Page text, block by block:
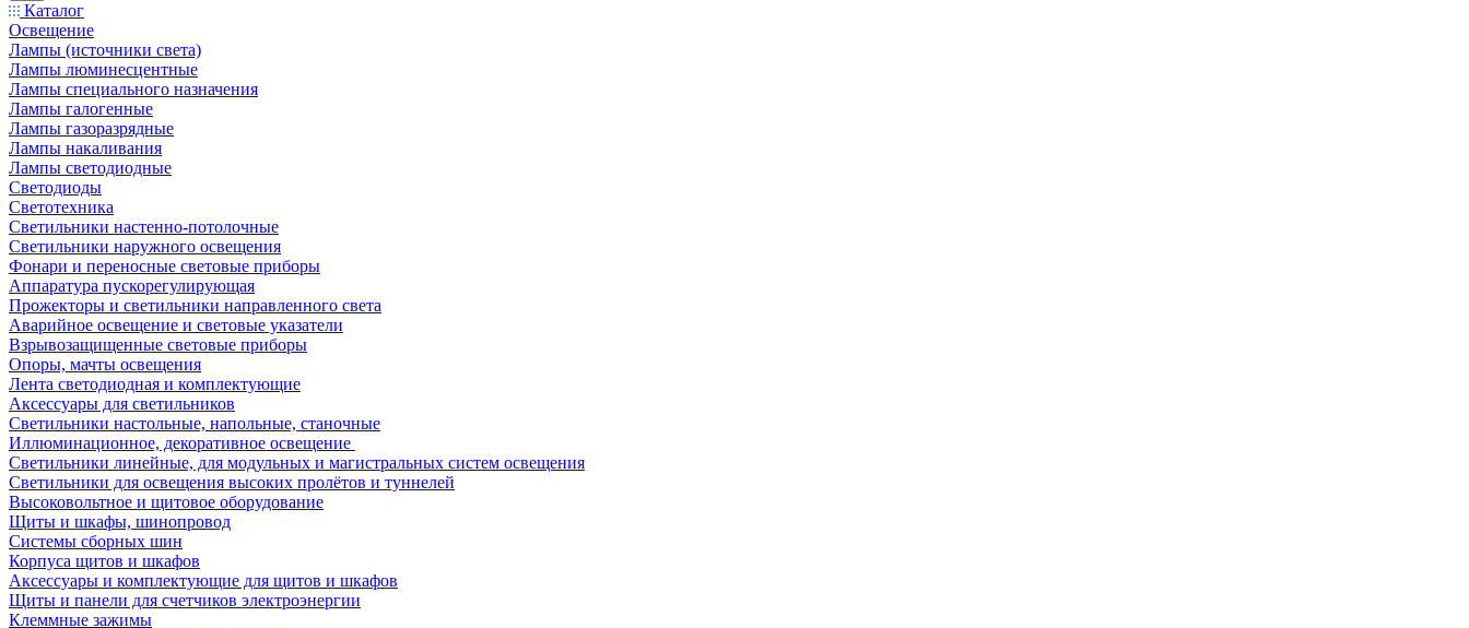
Каталог
Освещение
Лампы (источники света)
Лампы люминесцентные
Лампы специального назначения
Лампы галогенные
Лампы газоразрядные
Лампы накаливания
Лампы светодиодные
Светодиоды
Светотехника
Светильники настенно-потолочные
Светильники наружного освещения
Фонари и переносные световые приборы
Аппаратура пускорегулирующая
Прожекторы и светильники направленного света
Аварийное освещение и световые указатели
Взрывозащищенные световые приборы
Опоры, мачты освещения
Лента светодиодная и комплектующие
Аксессуары для светильников
Светильники настольные, напольные, станочные
Иллюминационное, декоративное освещение
Светильники линейные, для модульных и магистральных систем освещения
Светильники для освещения высоких пролётов и туннелей
Высоковольтное и щитовое оборудование
Щиты и шкафы, шинопровод
Системы сборных шин
Корпуса щитов и шкафов
Аксессуары и комплектующие для щитов и шкафов
Щиты и панели для счетчиков электроэнергии
Клеммные зажимы